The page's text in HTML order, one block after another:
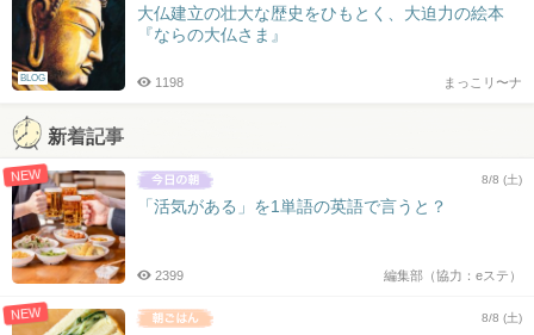
BLOG
大仏建立の壮大な歴史をひもとく、大迫力の絵本
『ならの大仏さま』
まっこリ〜ナ
1198
新着記事
NEW 8/8 (土)
「活気がある」を1単語の英語で言うと？
編集部（協力：eステ）
2399
NEW 8/8 (土)